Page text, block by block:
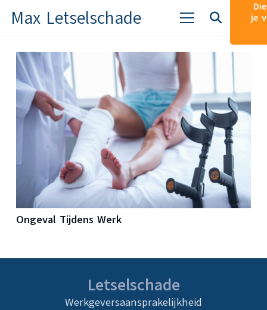
Max Letselschade
je
Ongeval Tijdens Werk
Letselschade
Werkgeversaansprakelijkheid